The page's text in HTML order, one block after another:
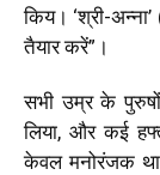
किय। ‘श्री-
तैयार करें”।
सभी उम्र के
लिया, और कई
केवल मनोरंजक था